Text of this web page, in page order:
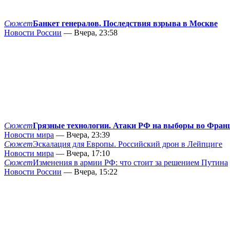
СюжетБанкет генералов. Последствия взрыва в Москве
Новости России — Вчера, 23:58
СюжетГрязные технологии. Атаки РФ на выборы во
Новости мира — Вчера, 23:39
СюжетЭскалация для Европы. Российский дрон в Лейпциге
Новости мира — Вчера, 17:10
СюжетИзменения в армии РФ: что стоит за решением Путина
Новости России — Вчера, 15:22